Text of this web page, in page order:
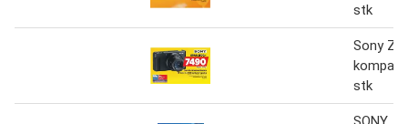
stk
Sony
stk